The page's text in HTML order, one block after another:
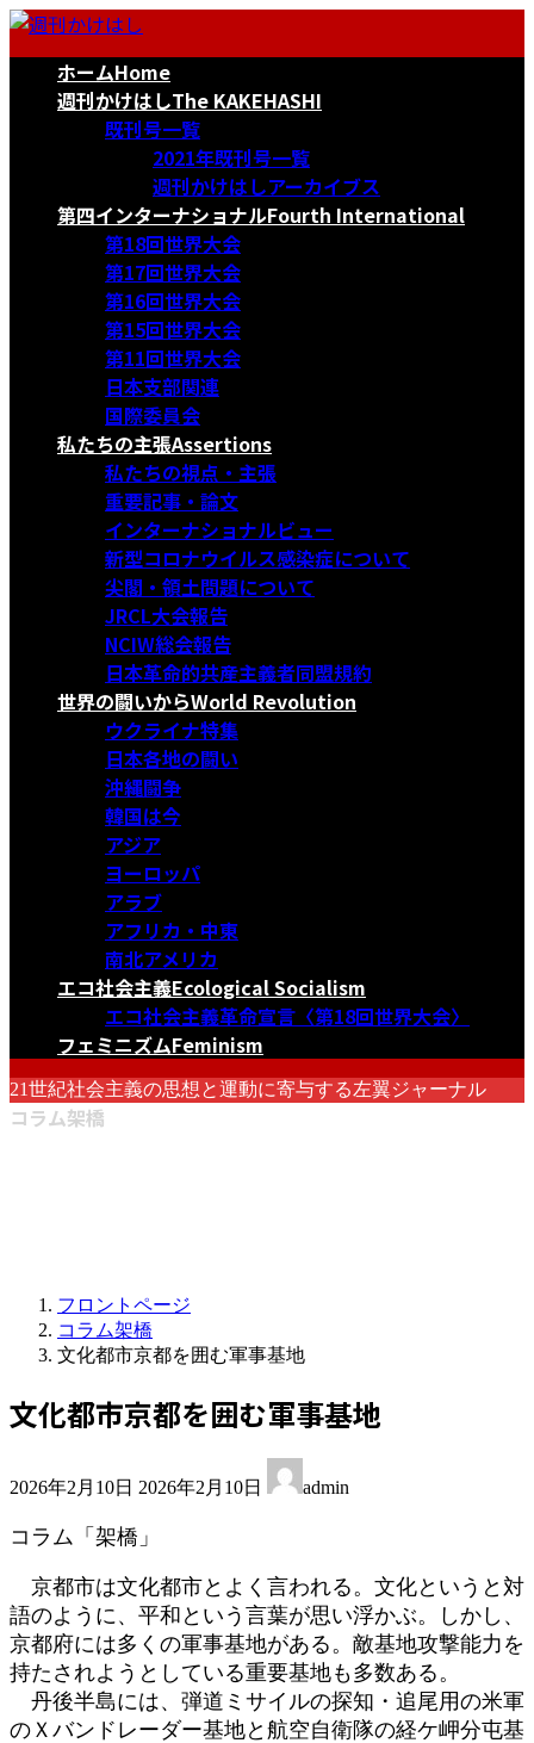
コ
ナ
ホームHome
週刊かけはしThe KAKEHASHI
既刊号一覧
2021年既刊号一覧
週刊かけはしアーカイブス
第四インターナショナルFourth International
第18回世界大会
第17回世界大会
第16回世界大会
第15回世界大会
第11回世界大会
日本支部関連
国際委員会
私たちの主張Assertions
私たちの視点・主張
重要記事・論文
インターナショナルビュー
新型コロナウイルス感染症について
尖閣・領土問題について
JRCL大会報告
NCIW総会報告
日本革命的共産主義者同盟規約
世界の闘いからWorld Revolution
ウクライナ特集
日本各地の闘い
沖縄闘争
韓国は今
アジア
ヨーロッパ
アラブ
アフリカ・中東
南北アメリカ
エコ社会主義Ecological Socialism
エコ社会主義革命宣言〈第18回世界大会〉
フェミニズムFeminism
21世紀社会主義の思想と運動に寄与する左翼ジャーナル
コラム架橋
フロントページ
コラム架橋
文化都市京都を囲む軍事基地
文化都市京都を囲む軍事基地
2026年2月10日 終
新
時
:
2026年2月10日 admin
コラム「架橋」
京都市は文化都市とよく言われる。文化というと対
語のように、平和という言葉が思い浮かぶ。しかし、
京都府には多くの軍事基地がある。敵基地攻撃能力を
持たされようとしている重要基地も多数ある。
丹後半島には、弾道ミサイルの探知・追尾用の米軍
のＸバンドレーダー基地と航空自衛隊の経ケ岬分屯基